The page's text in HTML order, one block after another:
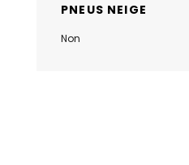
PNEUS NEIGE
Non